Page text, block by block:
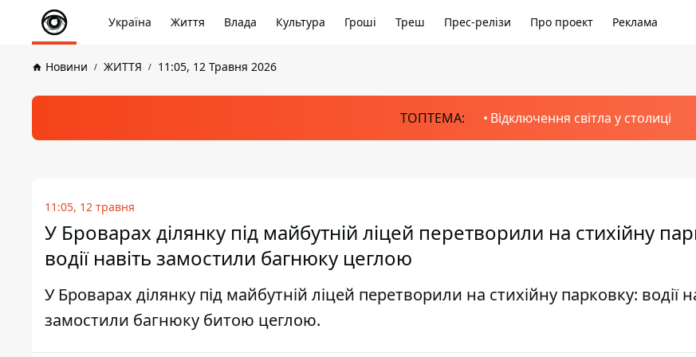
Україна Життя Влада Культура Гроші Треш Прес-релізи Про проект Реклама
Новини ЖИТТЯ 11:05, 12 Травня 2026
ТОПТЕМА: Відключення світла у столиці
11:05, 12 травня
У Броварах ділянку під майбутній ліцей перетворили на стихійну
водії навіть замостили багнюку цеглою
У Броварах ділянку під майбутній ліцей перетворили на стихійну парковку: водії
замостили багнюку битою цеглою.